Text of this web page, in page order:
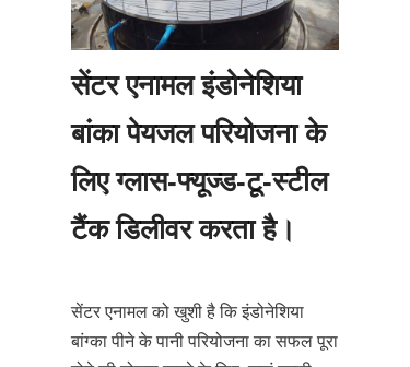
सेंटर एनामल इंडोनेशिया
बांका पेयजल परियोजना के
लिए ग्लास-फ्यूज्ड-टू-स्टील
टैंक डिलीवर करता है।
सेंटर एनामल को खुशी है कि इंडोनेशिया
बांग्का पीने के पानी परियोजना का सफल पूरा